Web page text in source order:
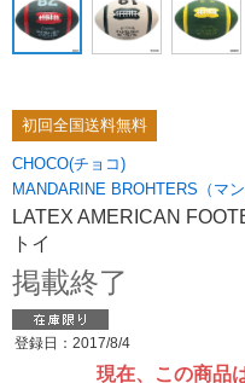
初回全国送料無料
CHOCO(チョコ)
MANDARINE BROHTERS（マ
LATEX AMERICAN
トイ
掲載終了
登録日：2017/8/4
現在、この商品